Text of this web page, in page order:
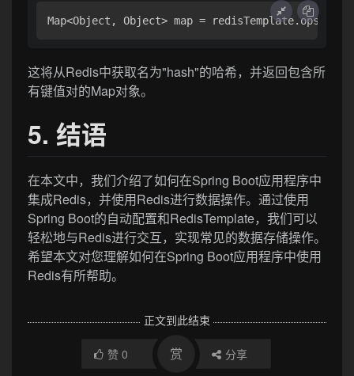
Map<Object, Object> map =
这将从Redis中获取名为"hash"的哈希，并返回包含所
有键值对的Map对象。
5. 结语
在本文中，我们介绍了如何在Spring Boot应用程序中
集成Redis，并使用Redis进行数据操作。通过使用
Spring Boot的自动配置和RedisTemplate，我们可以
轻松地与Redis进行交互，实现常见的数据存储操作。
希望本文对您理解如何在Spring Boot应用程序中使用
Redis有所帮助。
正文到此结束
赞 0 赏 分享